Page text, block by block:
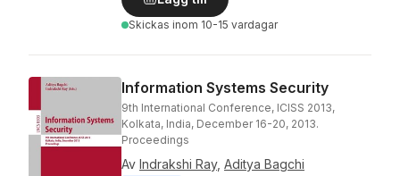
Skickas inom 10-15 vardagar
Information Systems Security
9th International Conference, ICISS 2013,
Kolkata, India, December 16-20, 2013.
Proceedings
Av Indrakshi Ray, Aditya Bagchi